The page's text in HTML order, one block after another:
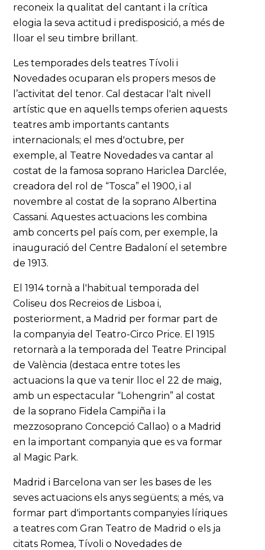
reconeix la qualitat del cantant i la crítica
elogia la seva actitud i predisposició, a més de
lloar el seu timbre brillant.
Les temporades dels teatres Tívoli i
Novedades ocuparan els propers mesos de
l’activitat del tenor. Cal destacar l'alt nivell
artístic que en aquells temps oferien aquests
teatres amb importants cantants
internacionals; el mes d'octubre, per
exemple, al Teatre Novedades va cantar al
costat de la famosa soprano Hariclea Darclée,
creadora del rol de “Tosca” el 1900, i al
novembre al costat de la soprano Albertina
Cassani. Aquestes actuacions les combina
amb concerts pel país com, per exemple, la
inauguració del Centre Badaloní el setembre
de 1913.
El 1914 tornà a l'habitual temporada del
Coliseu dos Recreios de Lisboa i,
posteriorment, a Madrid per formar part de
la companyia del Teatro-Circo Price. El 1915
retornarà a la temporada del Teatre Principal
de València (destaca entre totes les
actuacions la que va tenir lloc el 22 de maig,
amb un espectacular “Lohengrin” al costat
de la soprano Fidela Campiña i la
mezzosoprano Concepció Callao) o a Madrid
en la important companyia que es va formar
al Magic Park.
Madrid i Barcelona van ser les bases de les
seves actuacions els anys següents; a més, va
formar part d'importants companyies líriques
a teatres com Gran Teatro de Madrid o els ja
citats Romea, Tívoli o Novedades de